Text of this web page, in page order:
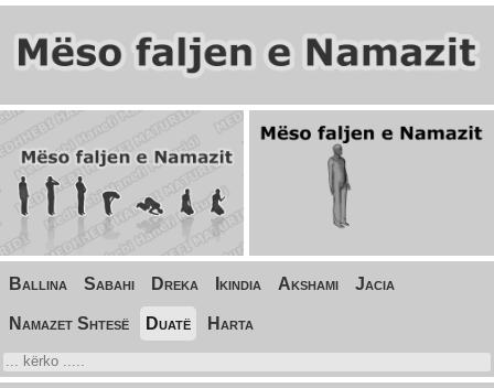
Ballina Sabahi Dreka Ikindia Akshami Jacia
Namazet Shtesë Duatë Harta